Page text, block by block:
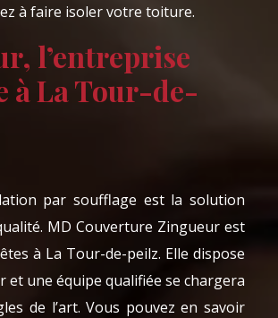
à faire isoler votre toiture.
l’entreprise
à La Tour-de-
par soufflage est la solution
MD Couverture Zingueur est
à La Tour-de-peilz. Elle dispose
et une équipe qualifiée se chargera
de l’art. Vous pouvez en savoir